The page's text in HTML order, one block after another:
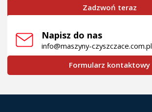
Zadzwoń teraz
Napisz do nas
info@maszyny-czyszczace.com.pl
Formularz kontaktowy